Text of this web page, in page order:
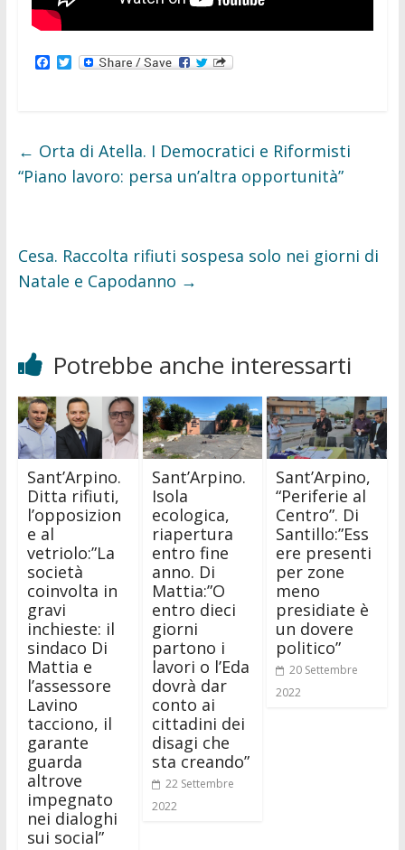
F
o
k
T
r
← Orta di Atella. I Democratici e Riformisti
“Piano lavoro: persa un’altra opportunità”
Cesa. Raccolta rifiuti sospesa solo nei giorni di
Natale e Capodanno →
Potrebbe anche interessarti
Sant’Arpino.
Ditta rifiuti,
l’opposizion
e al
vetriolo:”La
società
coinvolta in
gravi
inchieste: il
sindaco Di
Mattia e
l’assessore
Lavino
tacciono, il
garante
guarda
altrove
impegnato
nei dialoghi
sui social”
Sant’Arpino.
Isola
ecologica,
riapertura
entro fine
anno. Di
Mattia:”O
entro dieci
giorni
partono i
lavori o l’Eda
dovrà dar
conto ai
cittadini dei
disagi che
sta creando”
22 Settembre
2022
Sant’Arpino,
“Periferie al
Centro”. Di
Santillo:”Ess
ere presenti
per zone
meno
presidiate è
un dovere
politico”
20 Settembre
2022